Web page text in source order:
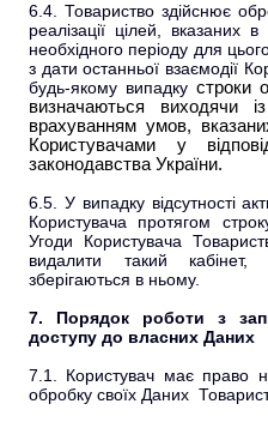
6.4. Товариство здійснює
реалізації цілей, вказаних
необхідного періоду для
з дати останньої взаємодії
будь-якому випадку строки
визначаються виходячи
врахуванням умов,
Користувачами у
законодавства України.
6.5. У випадку відсутності
Користувача протягом
Угоди Користувача
видалити такий
зберігаються в ньому.
7. Порядок роботи з
доступу до власних Даних
7.1. Користувач має право
обробку своїх Даних